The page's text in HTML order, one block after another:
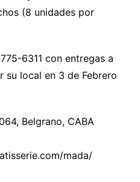
(8 unidades por
6311 con entregas a
local en 3 de Febrero
Belgrano, CABA
mada/